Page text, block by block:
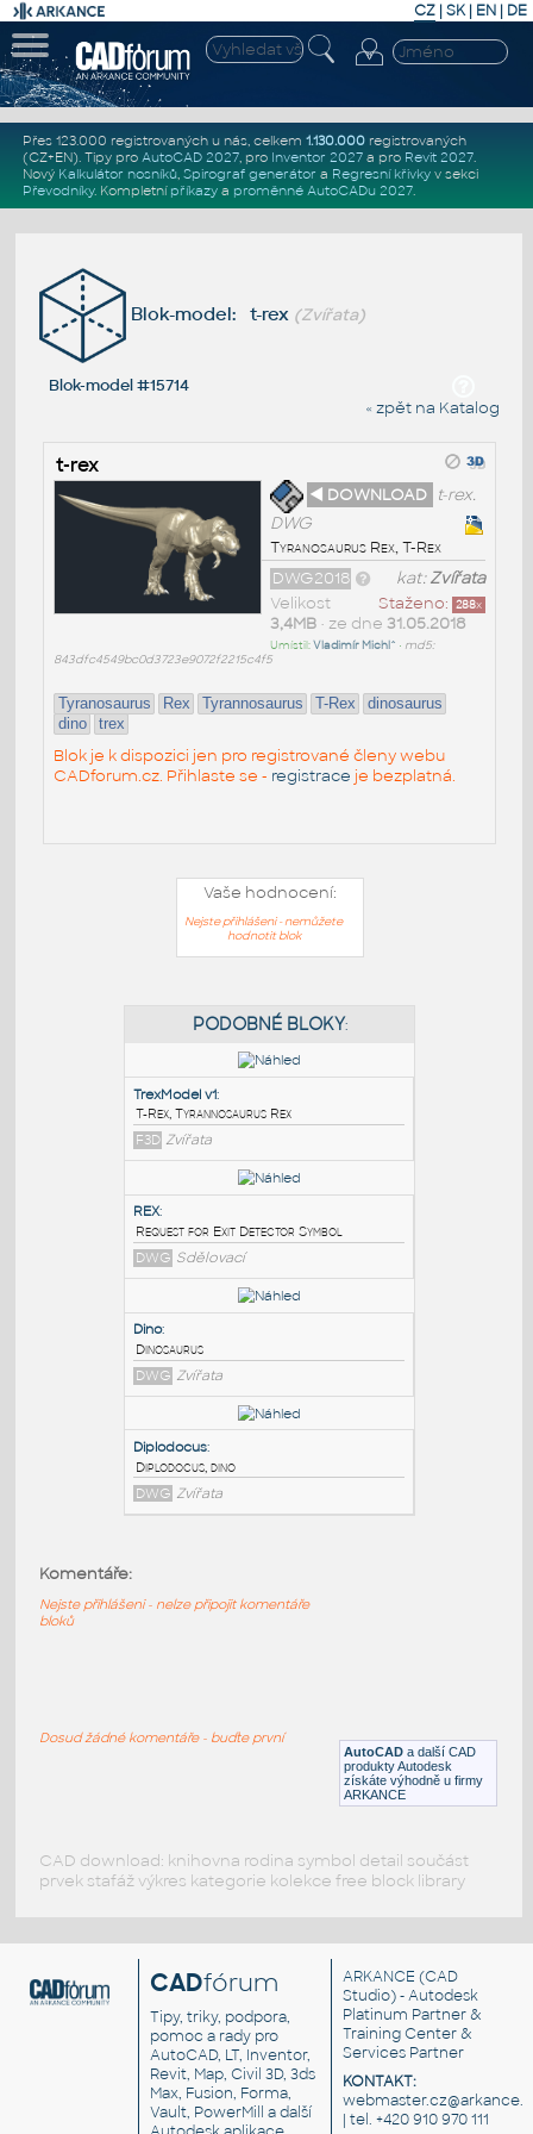
CZ | SK| EN | DE
Přes 123.000 registrovaných u nás, celkem 1.130.000registrovaných
(CZ+EN). Tipy pro AutoCAD 2027, pro Inventor 2027a pro Revit 2027.
Nový Kalkulátor nosníků, Spirograf generátor a Regresní křivkyv sekci
Převodníky. Kompletní příkazya proměnné AutoCADu 2027.
Blok-model: t-rex (Zvířata)
Blok-model #15714
« zpět na Katalog
t-rex
◄ DOWNLOAD
t-rex.
DWG
Tyranosaurus Rex, T-Rex
kat:Zvířata
DWG2018
Staženo: 288x
Velikost
3,4MB• ze dne 31.05.2018
Umístil:Vladimír Michl^ • md5:
843dfc4549bc0d3723e9072f2215c4f5
Tyranosaurus Rex Tyrannosaurus T-Rex
dinosaurus
dino
trex
Blok je k dispozici jen pro registrované členy webu
CADforum.cz. Přihlaste se - registrace je bezplatná.
Vaše hodnocení:
Nejste přihlášeni - nemůžete
hodnotit blok
TrexModel v1:
T-Rex, Tyrannosaurus Rex
F3D
REX:
Request for Exit Detector Symbol
DWG Sdělovací
DWG
Zvířata
AutoCAD a další CAD
produkty Autodesk
získáte výhodně u firmy
ARKANCE
Komentáře:
Nejste přihlášeni - nelze připojit komentáře
bloků
Dosud žádné komentáře - buďte první
CAD download: knihovna rodina symbol detail součást
prvek stafáž výkres kategorie kolekce free block library
CADfórum
Tipy, triky, podpora,
pomoc a rady pro
AutoCAD, LT, Inventor,
Revit, Map, Civil 3D, 3ds
Max, Fusion, Forma,
Vault, PowerMill a další
ARKANCE (CAD
Studio) - Autodesk
Platinum Partner &
Training Center &
Services Partner
KONTAKT:
| tel. +420 910 970 111